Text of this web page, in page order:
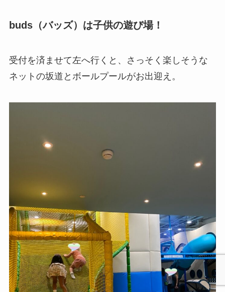
buds（バッズ）は子供の遊び場！
受付を済ませて左へ行くと、さっそく楽しそうな
ネットの坂道とボールプールがお出迎え。